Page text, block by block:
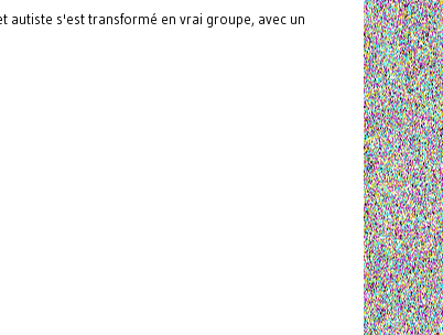
autiste s'est transformé en vrai groupe, avec un